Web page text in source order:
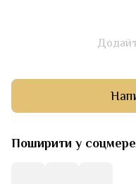
Поширити у